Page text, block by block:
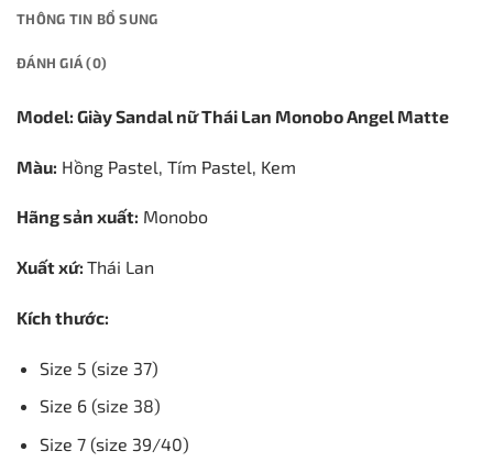
THÔNG TIN BỔ SUNG
ĐÁNH GIÁ (0)
Model: Giày Sandal nữ Thái Lan Monobo Angel Matte
Màu: Hồng Pastel, Tím Pastel, Kem
Hãng sản xuất: Monobo
Xuất xứ: Thái Lan
Kích thước:
Size 5 (size 37)
Size 6 (size 38)
Size 7 (size 39/40)